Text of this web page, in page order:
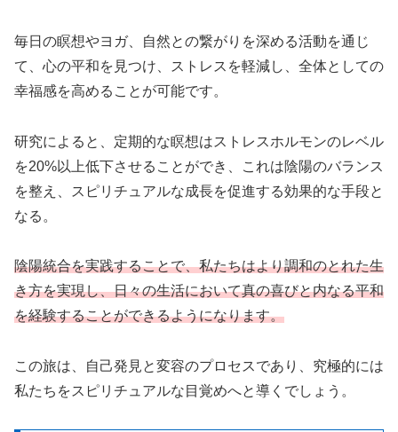
毎日の瞑想やヨガ、自然との繋がりを深める活動を通じ
て、心の平和を見つけ、ストレスを軽減し、全体としての
幸福感を高めることが可能です。
研究によると、定期的な瞑想はストレスホルモンのレベル
を20%以上低下させることができ、これは陰陽のバランス
を整え、スピリチュアルな成長を促進する効果的な手段と
なる。
陰陽統合を実践することで、私たちはより調和のとれた生
き方を実現し、日々の生活において真の喜びと内なる平和
を経験することができるようになります。
この旅は、自己発見と変容のプロセスであり、究極的には
私たちをスピリチュアルな目覚めへと導くでしょう。